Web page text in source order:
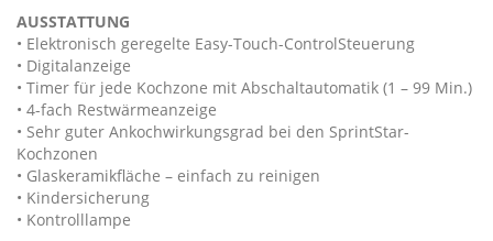
AUSSTATTUNG
• Elektronisch geregelte Easy-Touch-ControlSteuerung
• Digitalanzeige
• Timer für jede Kochzone mit Abschaltautomatik (1 – 99 Min.)
• 4-fach Restwärmeanzeige
• Sehr guter Ankochwirkungsgrad bei den SprintStar-
Kochzonen
• Glaskeramikfläche – einfach zu reinigen
• Kindersicherung
• Kontrolllampe